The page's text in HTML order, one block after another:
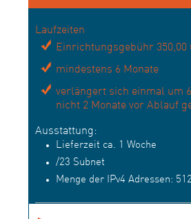
Laufzeiten
Einrichtungsgebühr 350,00
mindestens 6 Monate
verlängert sich einmal um
nicht 2 Monate vor Ablauf
Ausstattung:
Lieferzeit ca. 1 Woche
/23 Subnet
Menge der IPv4 Adressen: 512